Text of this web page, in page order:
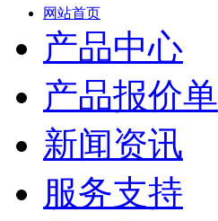
网站首页
产品中心
产品报价单
新闻资讯
服务支持